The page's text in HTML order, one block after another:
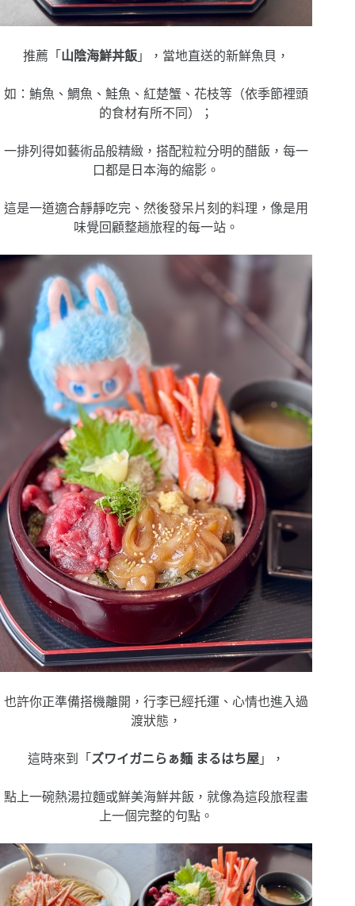
推薦「 山陰海鮮丼飯 」，當地直送的新鮮魚貝，
如：鮪魚、鯛魚、鮭魚、紅楚蟹、花枝等（依季節裡頭
的食材有所不同）；
一排列得如藝術品般精緻，搭配粒粒分明的醋飯，每一
口都是日本海的縮影。
這是一道適合靜靜吃完、然後發呆片刻的料理，像是用
味覺回顧整趟旅程的每一站。
也許你正準備搭機離開，行李已經托運、心情也進入過
渡狀態，
這時來到「 ズワイガニらぁ麺 まるはち屋 」，
點上一碗熱湯拉麵或鮮美海鮮丼飯，就像為這段旅程畫
上一個完整的句點。